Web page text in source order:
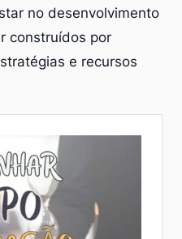
no desenvolvimento
construídos por
e recursos